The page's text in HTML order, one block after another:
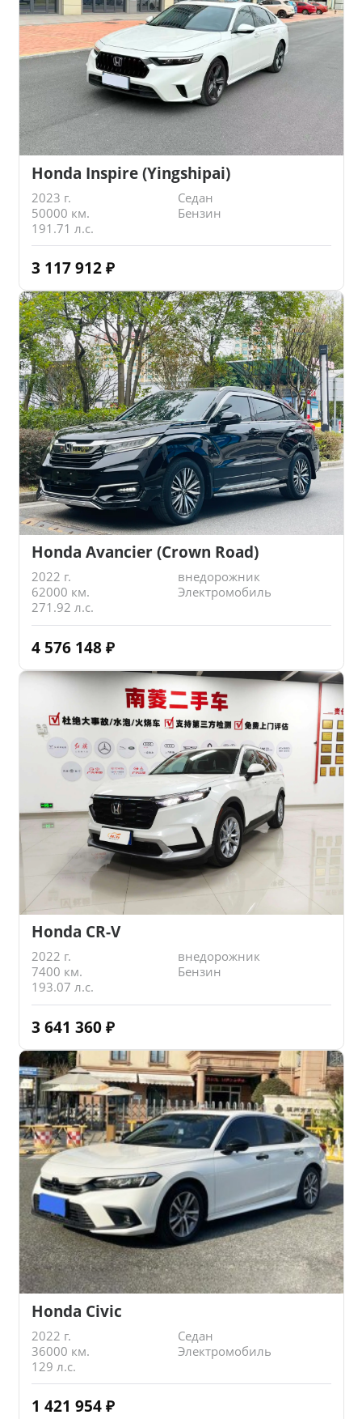
Honda Inspire (Yingshipai)
2023 г.
Седан
50000 км.
Бензин
191.71 л.с.
3 117 912 ₽
Honda Avancier (Crown Road)
2022 г.
внедорожник
62000 км.
Электромобиль
271.92 л.с.
4 576 148 ₽
Honda CR-V
2022 г.
внедорожник
7400 км.
Бензин
193.07 л.с.
3 641 360 ₽
Honda Civic
2022 г.
Седан
36000 км.
Электромобиль
129 л.с.
1 421 954 ₽